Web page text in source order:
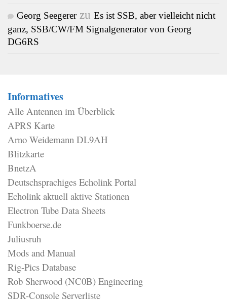
Georg Seegererzu Es ist SSB, aber vielleicht nicht
ganz, SSB/CW/FM Signalgenerator von Georg
DG6RS
Informatives
Alle Antennen im Überblick
APRS Karte
Arno Weidemann DL9AH
Blitzkarte
BnetzA
Deutschsprachiges Echolink Portal
Echolink aktuell aktive Stationen
Electron Tube Data Sheets
Funkboerse.de
Juliusruh
Mods and Manual
Rig-Pics Database
Rob Sherwood (NC0B) Engineering
SDR-Console Serverliste